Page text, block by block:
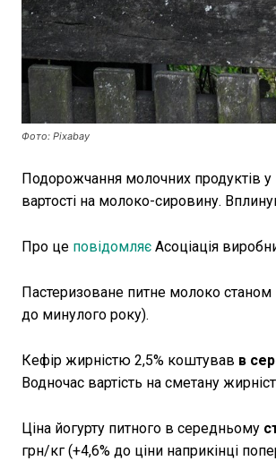
Фото: Pixabay
Подорожчання молочних продуктів
вартості на молоко-сировину.
Про це повідомляє Асоціація
Пастеризоване питне молоко
до минулого року).
Кефір жирністю 2,5% коштував в
Водночас вартість на сметану
Ціна йогурту питного в середньому
грн/кг (+4,6% до ціни наприкінці